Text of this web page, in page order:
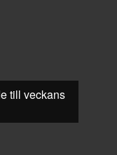
till veckans